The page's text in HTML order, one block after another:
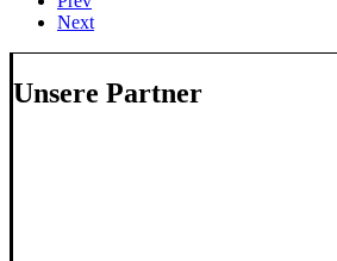
Next
Unsere Partner